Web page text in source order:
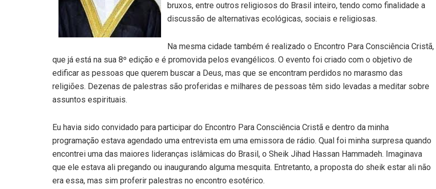
bruxos, entre outros religiosos do Brasil inteiro, tendo como finalidade a
discussão de alternativas ecológicas, sociais e religiosas.
Na mesma cidade também é realizado o Encontro Para Consciência Cristã,
que já está na sua 8º edição e é promovida pelos evangélicos. O evento foi criado com o objetivo de
edificar as pessoas que querem buscar a Deus, mas que se encontram perdidos no marasmo das
religiões. Dezenas de palestras são proferidas e milhares de pessoas têm sido levadas a meditar sobre
assuntos espirituais.
Eu havia sido convidado para participar do Encontro Para Consciência Cristã e dentro da minha
programação estava agendado uma entrevista em uma emissora de rádio. Qual foi minha surpresa quando
encontrei uma das maiores lideranças islâmicas do Brasil, o Sheik Jihad Hassan Hammadeh. Imaginava
que ele estava ali pregando ou inaugurando alguma mesquita. Entretanto, a proposta do sheik estar ali não
era essa, mas sim proferir palestras no encontro esotérico.